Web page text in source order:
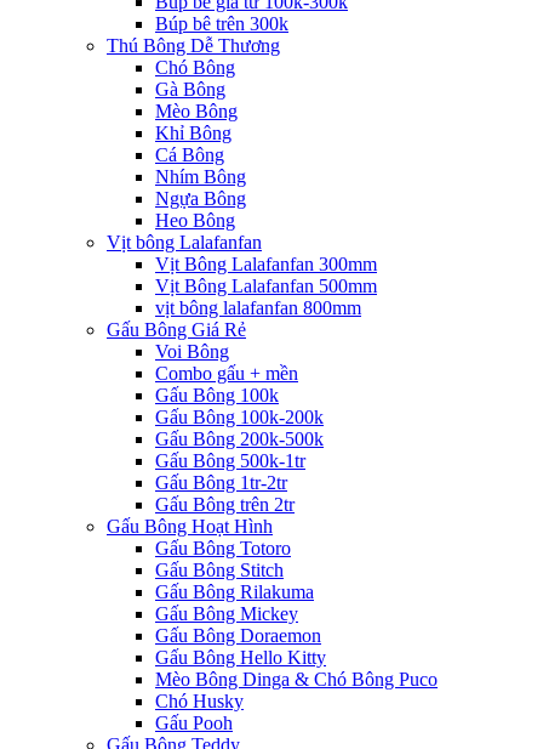
Búp bê trên 300k
Thú Bông Dễ Thương
Chó Bông
Gà Bông
Mèo Bông
Khỉ Bông
Cá Bông
Nhím Bông
Ngựa Bông
Heo Bông
Vịt bông Lalafanfan
Vịt Bông Lalafanfan 300mm
Vịt Bông Lalafanfan 500mm
vịt bông lalafanfan 800mm
Gấu Bông Giá Rẻ
Voi Bông
Combo gấu + mền
Gấu Bông 100k
Gấu Bông 100k-200k
Gấu Bông 200k-500k
Gấu Bông 500k-1tr
Gấu Bông 1tr-2tr
Gấu Bông trên 2tr
Gấu Bông Hoạt Hình
Gấu Bông Totoro
Gấu Bông Stitch
Gấu Bông Rilakuma
Gấu Bông Mickey
Gấu Bông Doraemon
Gấu Bông Hello Kitty
Mèo Bông Dinga & Chó Bông Puco
Chó Husky
Gấu Pooh
Gấu Bông Teddy